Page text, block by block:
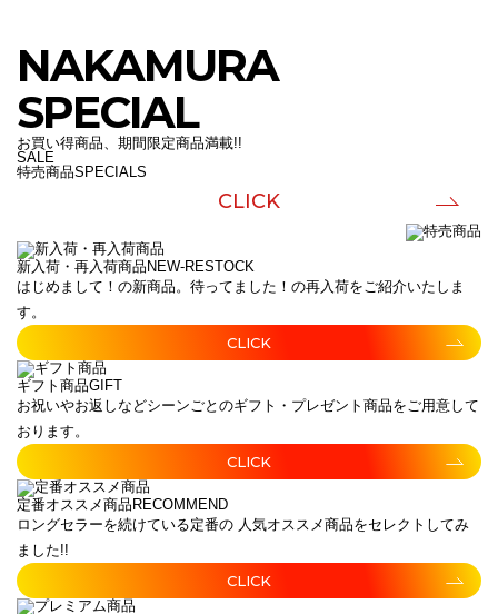
NAKAMURA
SPECIAL
お買い得商品、期間限定商品満載!!
SALE
特売商品SPECIALS
CLICK
新入荷・再入荷商品 NEW-RESTOCK
はじめまして！の新商品。待ってました！の再入荷をご紹介いたしま
す。
CLICK
ギフト商品GIFT
お祝いやお返しなどシーンごとのギフト・プレゼント商品をご用意して
おります。
CLICK
定番オススメ商品 RECOMMEND
ロングセラーを続けている定番の 人気オススメ商品をセレクトしてみ
ました!!
CLICK